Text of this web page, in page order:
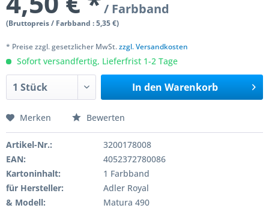
/ Farbband
(Bruttopreis / Farbband : 5,35 €)
* Preise zzgl. gesetzlicher MwSt.zzgl. Versandkosten
Sofort versandfertig, Lieferfrist 1-2 Tage
In den Warenkorb
Merken Bewerten
Artikel-Nr.:
3200178008
EAN:
4052372780086
Kartoninhalt:
1 Farbband
für Hersteller:
Adler Royal
& Modell:
Matura 490